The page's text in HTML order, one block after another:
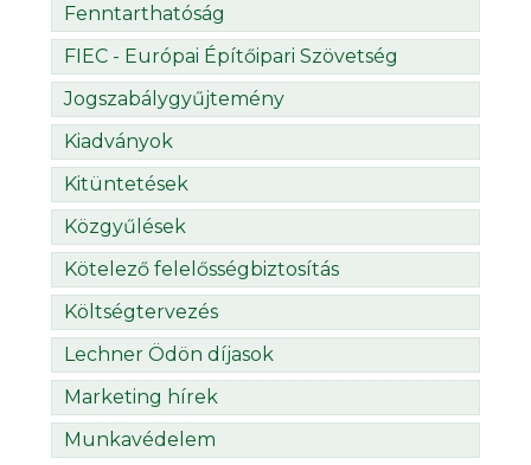
Fenntarthatóság
FIEC - Európai Építőipari Szövetség
Jogszabálygyűjtemény
Kiadványok
Kitüntetések
Közgyűlések
Kötelező felelősségbiztosítás
Költségtervezés
Lechner Ödön díjasok
Marketing hírek
Munkavédelem